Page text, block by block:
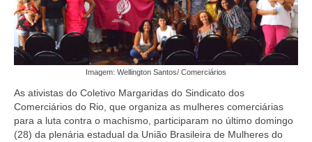
SERVIÇOS
Acordos e convenções
Cadastro de empresa
Homologações
Jurídico
Imagem: Wellington Santos/ Comerciários
As ativistas do Coletivo Margaridas do Sindicato dos
Comerciários do Rio, que organiza as mulheres comerciárias
para a luta contra o machismo, participaram no último domingo
(28) da plenária estadual da União Brasileira de Mulheres do